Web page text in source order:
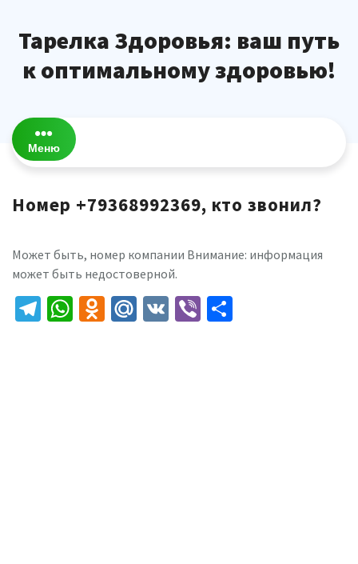
содержимому
Тарелка Здоровья: ваш путь
к оптимальному здоровью!
Меню
Номер +79368992369, кто звонил?
Может быть, номер компании Внимание: информация
может быть недостоверной.
Telegram
WhatsApp
Odnoklassniki
Mail.Ru
VK Viber